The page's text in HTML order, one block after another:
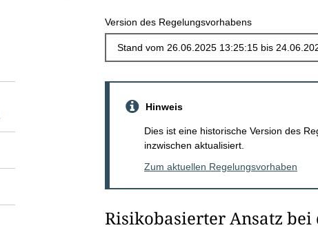
Version des Regelungsvorhabens
Hinweis
Dies ist eine historische Version des
inzwischen aktualisiert.
Zum aktuellen Regelungsvorhaben
Risikobasierter Ansatz